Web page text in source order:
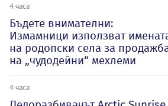
4 часа
Бъдете внимателни:
Измамници използват
на родопски села за
на „чудодейни“ мехлеми
4 часа